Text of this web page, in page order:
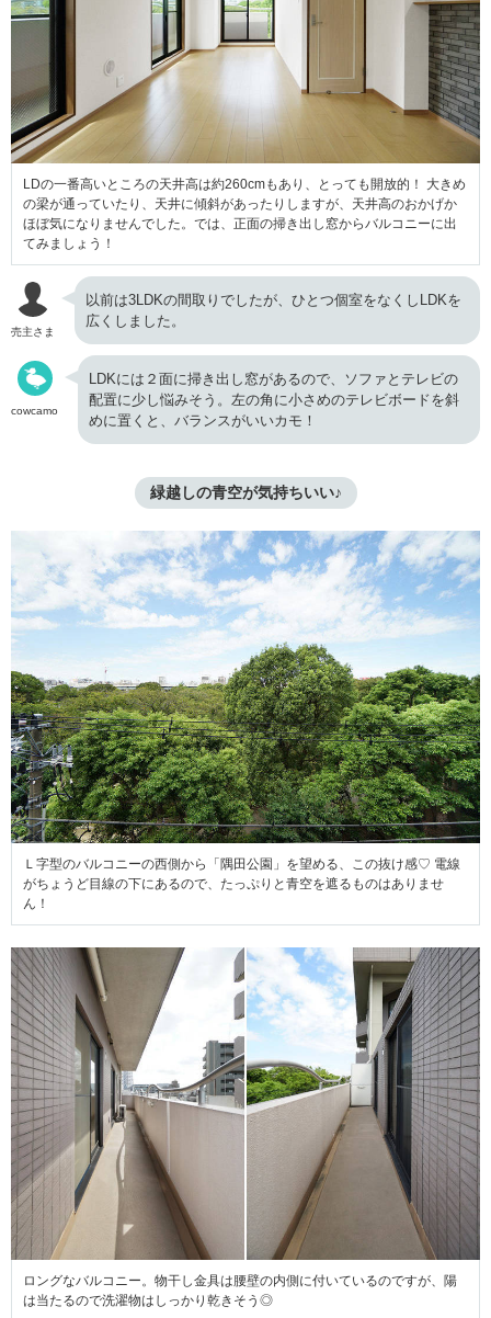
LDの一番高いところの天井高は約260cmもあり、とっても開放的！ 大きめ
の梁が通っていたり、天井に傾斜があったりしますが、天井高のおかげか
ほぼ気になりませんでした。では、正面の掃き出し窓からバルコニーに出
てみましょう！
売主さま
以前は3LDKの間取りでしたが、ひとつ個室をなくしLDKを
広くしました。
cowcamo
LDKには２面に掃き出し窓があるので、ソファとテレビの
配置に少し悩みそう。左の角に小さめのテレビボードを斜
めに置くと、バランスがいいカモ！
緑越しの青空が気持ちいい♪
Ｌ字型のバルコニーの西側から「隅田公園」を望める、この抜け感♡ 電線
がちょうど目線の下にあるので、たっぷりと青空を遮るものはありませ
ん！
ロングなバルコニー。物干し金具は腰壁の内側に付いているのですが、陽
は当たるので洗濯物はしっかり乾きそう◎